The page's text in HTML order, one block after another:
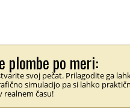
plombe po meri:
svoj pečat. Prilagodite ga
simulacijo pa si lahko
realnem času!